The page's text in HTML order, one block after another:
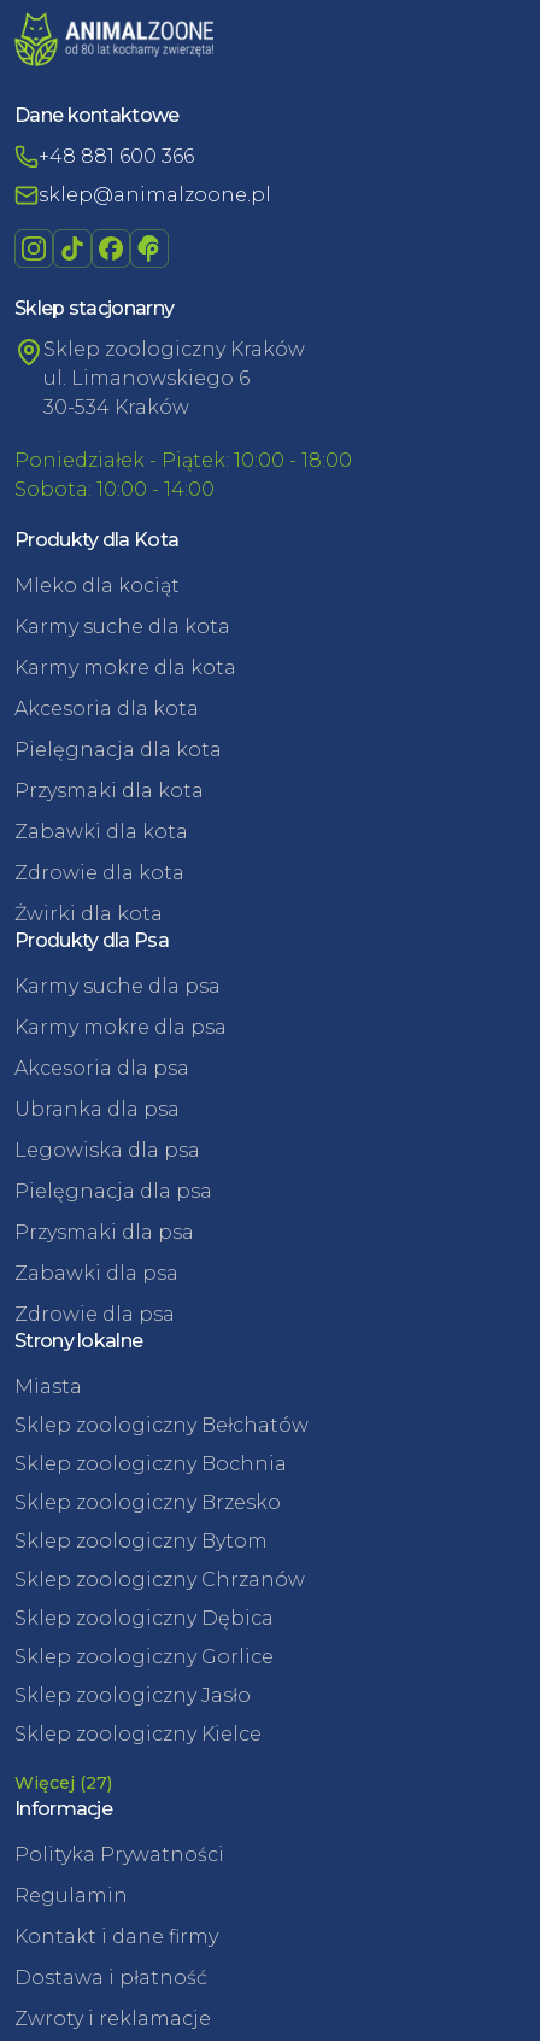
Dane kontaktowe
+48 881 600 366
sklep@animalzoone.pl
Sklep stacjonarny
Sklep zoologiczny Kraków
ul. Limanowskiego 6
30-534 Kraków
Poniedziałek - Piątek: 10:00 - 18:00
Sobota: 10:00 - 14:00
Produkty dla Kota
Mleko dla kociąt
Karmy suche dla kota
Karmy mokre dla kota
Akcesoria dla kota
Pielęgnacja dla kota
Przysmaki dla kota
Zabawki dla kota
Zdrowie dla kota
Żwirki dla kota
Produkty dla Psa
Karmy suche dla psa
Karmy mokre dla psa
Akcesoria dla psa
Ubranka dla psa
Legowiska dla psa
Pielęgnacja dla psa
Przysmaki dla psa
Zabawki dla psa
Zdrowie dla psa
Strony lokalne
Miasta
Sklep zoologiczny Bełchatów
Sklep zoologiczny Bochnia
Sklep zoologiczny Brzesko
Sklep zoologiczny Bytom
Sklep zoologiczny Chrzanów
Sklep zoologiczny Dębica
Sklep zoologiczny Gorlice
Sklep zoologiczny Jasło
Sklep zoologiczny Kielce
Więcej (27)
Informacje
Polityka Prywatności
Regulamin
Kontakt i dane firmy
Dostawa i płatność
Zwroty i reklamacje